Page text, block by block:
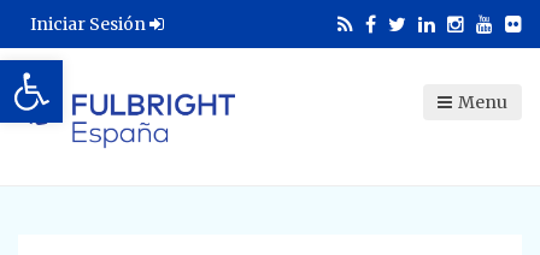
Abrir barra de herramientas
Iniciar Sesión
Menu